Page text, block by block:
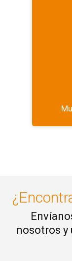
nosotros y